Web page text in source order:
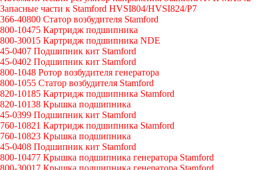
Запасные части к Stamford HVSI804/HVSI824/P7
366-40800 Статор возбудителя Stamford
800-10475 Картридж подшипника
800-30015 Картридж подшипника NDE
45-0407 Подшипник кит Stamford
45-0402 Подшипник кит Stamford
800-1048 Ротор возбудителя генератора
800-1055 Статор возбудителя Stamford
820-10185 Картридж подшипника Stamford
820-10138 Крышка подшипника
45-0399 Подшипник кит Stamford
760-10821 Картридж подшипника Stamford
760-10823 Крышка подшипника
45-0408 Подшипник кит Stamford
800-10477 Крышка подшипника генератора Stamford
800-30017 Крышка подшипника генератора Stamford